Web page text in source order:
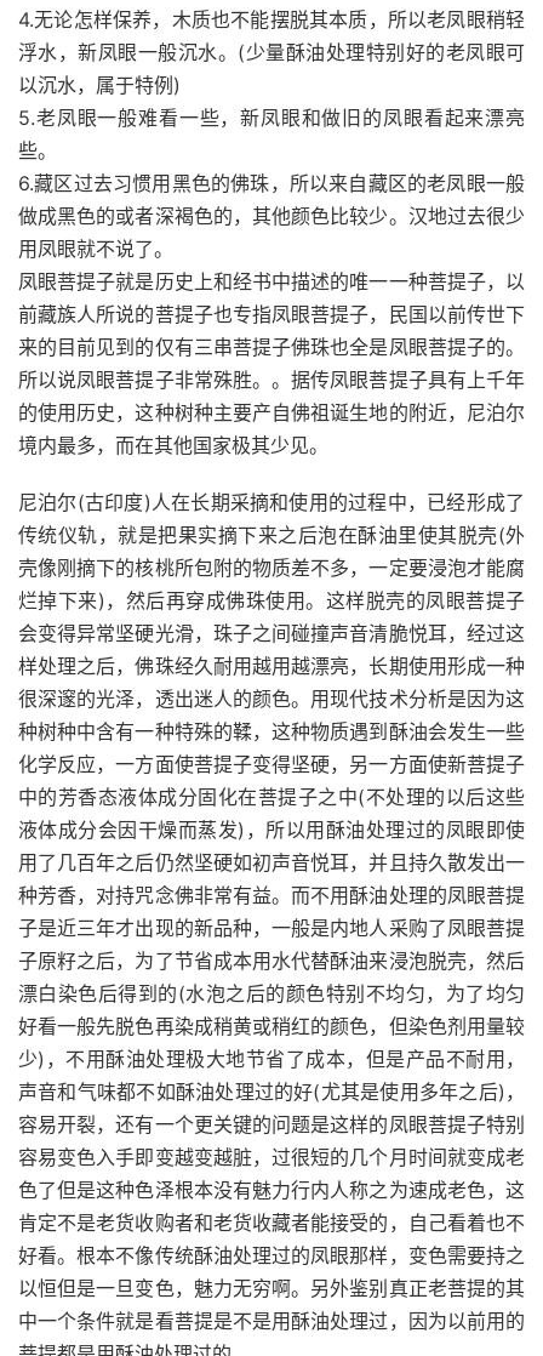
4.无论怎样保养，木质也不能摆脱其本质，所以老凤眼稍轻
浮水，新凤眼一般沉水。(少量酥油处理特别好的老凤眼可
以沉水，属于特例)
5.老凤眼一般难看一些，新凤眼和做旧的凤眼看起来漂亮
些。
6.藏区过去习惯用黑色的佛珠，所以来自藏区的老凤眼一般
做成黑色的或者深褐色的，其他颜色比较少。汉地过去很少
用凤眼就不说了。
凤眼菩提子就是历史上和经书中描述的唯一一种菩提子，以
前藏族人所说的菩提子也专指凤眼菩提子，民国以前传世下
来的目前见到的仅有三串菩提子佛珠也全是凤眼菩提子的。
所以说凤眼菩提子非常殊胜。。据传凤眼菩提子具有上千年
的使用历史，这种树种主要产自佛祖诞生地的附近，尼泊尔
境内最多，而在其他国家极其少见。
尼泊尔(古印度)人在长期采摘和使用的过程中，已经形成了
传统仪轨，就是把果实摘下来之后泡在酥油里使其脱壳(外
壳像刚摘下的核桃所包附的物质差不多，一定要浸泡才能腐
烂掉下来)，然后再穿成佛珠使用。这样脱壳的凤眼菩提子
会变得异常坚硬光滑，珠子之间碰撞声音清脆悦耳，经过这
样处理之后，佛珠经久耐用越用越漂亮，长期使用形成一种
很深邃的光泽，透出迷人的颜色。用现代技术分析是因为这
种树种中含有一种特殊的鞣，这种物质遇到酥油会发生一些
化学反应，一方面使菩提子变得坚硬，另一方面使新菩提子
中的芳香态液体成分固化在菩提子之中(不处理的以后这些
液体成分会因干燥而蒸发)，所以用酥油处理过的凤眼即使
用了几百年之后仍然坚硬如初声音悦耳，并且持久散发出一
种芳香，对持咒念佛非常有益。而不用酥油处理的凤眼菩提
子是近三年才出现的新品种，一般是内地人采购了凤眼菩提
子原籽之后，为了节省成本用水代替酥油来浸泡脱壳，然后
漂白染色后得到的(水泡之后的颜色特别不均匀，为了均匀
好看一般先脱色再染成稍黄或稍红的颜色，但染色剂用量较
少)，不用酥油处理极大地节省了成本，但是产品不耐用，
声音和气味都不如酥油处理过的好(尤其是使用多年之后)，
容易开裂，还有一个更关键的问题是这样的凤眼菩提子特别
容易变色入手即变越变越脏，过很短的几个月时间就变成老
色了但是这种色泽根本没有魅力行内人称之为速成老色，这
肯定不是老货收购者和老货收藏者能接受的，自己看着也不
好看。根本不像传统酥油处理过的凤眼那样，变色需要持之
以恒但是一旦变色，魅力无穷啊。另外鉴别真正老菩提的其
中一个条件就是看菩提是不是用酥油处理过，因为以前用的